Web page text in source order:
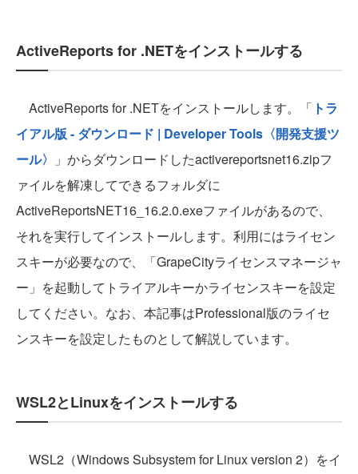
ActiveReports for .NETをインストールする
ActiveReports for .NETをインストールします。「 トラ
イアル版 - ダウンロード | Developer Tools〈開発支援ツ
ール〉
」からダウンロードしたactivereportsnet16.zipフ
ァイルを解凍してできるフォルダに
ActiveReportsNET16_16.2.0.exeファイルがあるので、
それを実行してインストールします。利用にはライセン
スキーが必要なので、「GrapeCityライセンスマネージャ
ー」を起動してトライアルキーかライセンスキーを設定
してください。なお、本記事はProfessional版のライセ
ンスキーを設定したものとして解説しています。
WSL2とLinuxをインストールする
WSL2（Windows Subsystem for Linux version 2）をイ